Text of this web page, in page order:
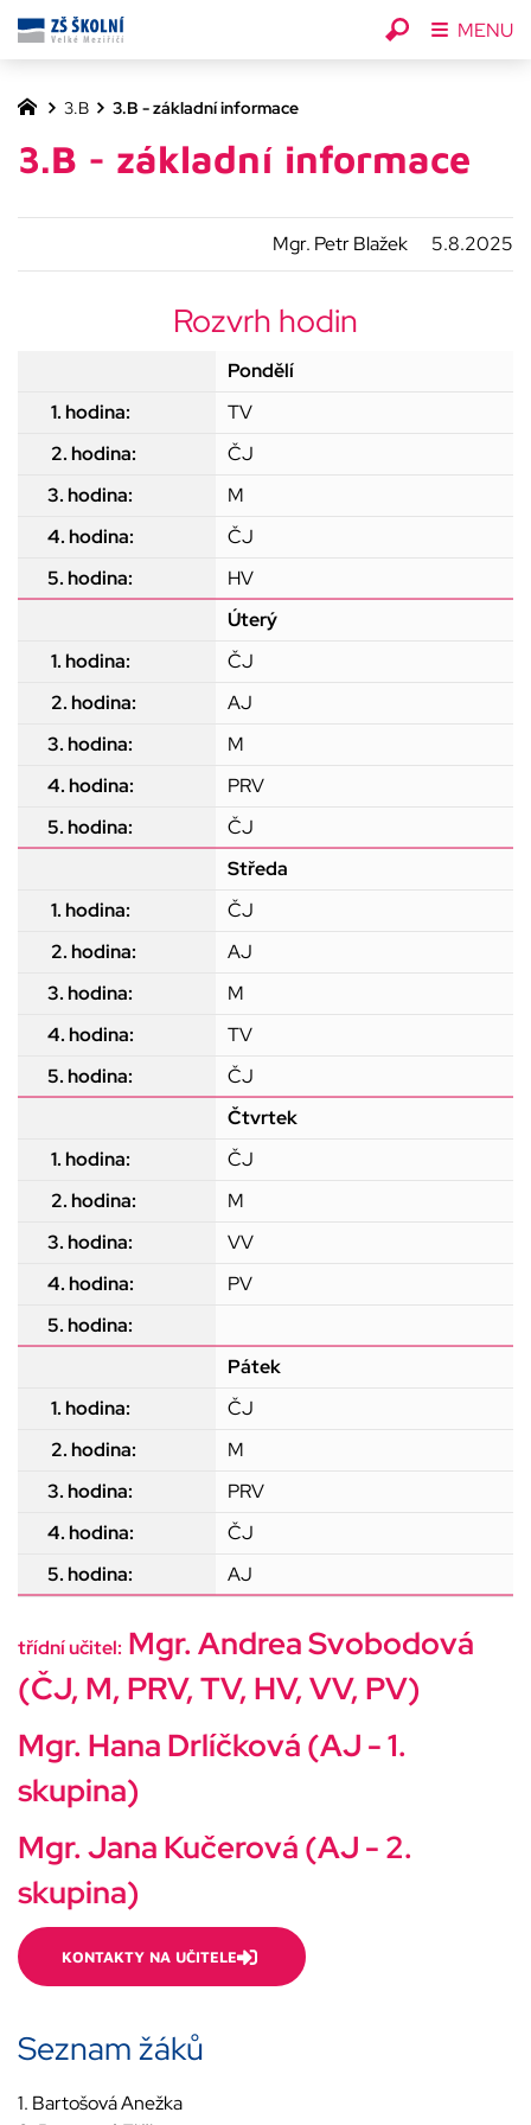
3.B 3.B - základní informace
3.B - základní informace
Mgr. Petr Blažek 5.8.2025
Rozvrh hodin
Pondělí
TV
ČJ
M
ČJ
HV
Úterý
ČJ
AJ
M
PRV
ČJ
Středa
ČJ
AJ
M
TV
ČJ
Čtvrtek
ČJ
M
VV
PV
Pátek
ČJ
M
PRV
ČJ
AJ
třídní učitel: Mgr. Andrea Svobodová
(ČJ, M, PRV, TV, HV, VV, PV)
Mgr. Hana Drlíčková (AJ - 1.
skupina)
Mgr. Jana Kučerová (AJ - 2.
skupina)
KONTAKTY NA UČITELE
Seznam žáků
1. Bartošová Anežka
MENU